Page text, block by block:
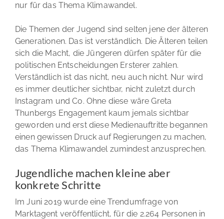
nur für das Thema Klimawandel.
Die Themen der Jugend sind selten jene der älteren
Generationen. Das ist verständlich. Die Älteren teilen
sich die Macht, die Jüngeren dürfen später für die
politischen Entscheidungen Ersterer zahlen.
Verständlich ist das nicht, neu auch nicht. Nur wird
es immer deutlicher sichtbar, nicht zuletzt durch
Instagram und Co. Ohne diese wäre Greta
Thunbergs Engagement kaum jemals sichtbar
geworden und erst diese Medienauftritte begannen
einen gewissen Druck auf Regierungen zu machen,
das Thema Klimawandel zumindest anzusprechen.
Jugendliche machen kleine aber
konkrete Schritte
Im Juni 2019 wurde eine Trendumfrage von
Marktagent veröffentlicht, für die 2.264 Personen in